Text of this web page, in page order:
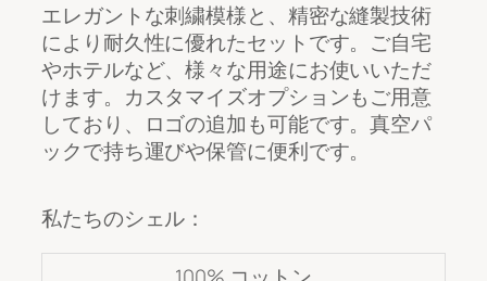
エレガントな刺繍模様と、精密な縫製技術
により耐久性に優れたセットです。ご自宅
やホテルなど、様々な用途にお使いいただ
けます。カスタマイズオプションもご用意
しており、ロゴの追加も可能です。真空パ
ックで持ち運びや保管に便利です。
私たちのシェル：